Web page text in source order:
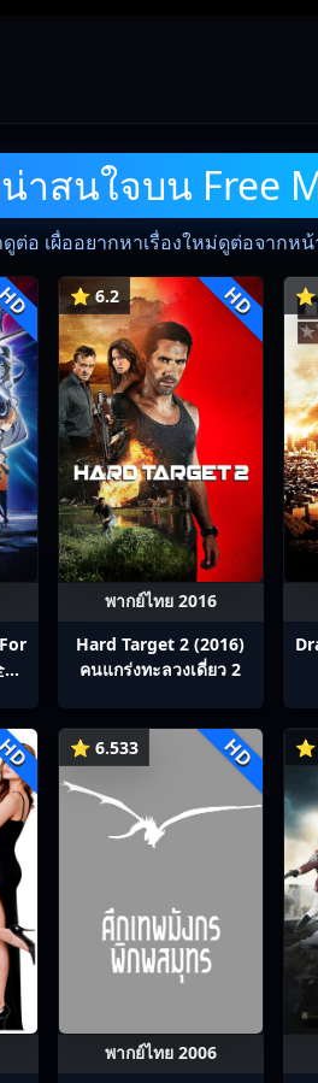
สนใจบน Free
ต่อ เผื่ออยากหาเรื่องใหม่ดูต่อจากห
⭐ 6.2 HD
พากย์ไทย 2016
Hard Target 2 (2016)
คนแกร่งทะลวงเดี่ยว 2
⭐
⭐ 6.533 HD
พากย์ไทย 2006
⭐